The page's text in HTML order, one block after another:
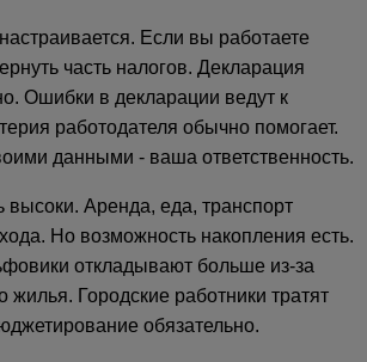
Если вы работаете
часть налогов. Декларация
Ошибки в декларации ведут к
работодателя обычно помогает.
данными - ваша ответственность.
высоки. Аренда, еда, транспорт
Но возможность накопления есть.
откладывают больше из-за
жилья. Городские работники тратят
обязательно.